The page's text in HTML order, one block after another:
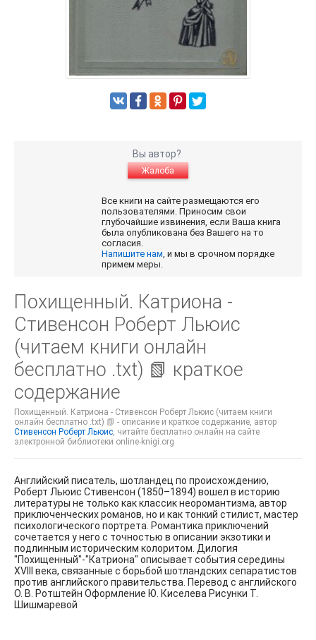
Вы автор?
Жалоба
Все книги на сайте размещаются его
пользователями. Приносим свои
глубочайшие извинения, если Ваша книга
была опубликована без Вашего на то
согласия.
Напишите нам, и мы в срочном порядке
примем меры.
Похищенный. Катриона -
Стивенсон Роберт Льюис
(читаем книги онлайн
бесплатно .txt) 📗 краткое
содержание
Похищенный. Катриона - Стивенсон Роберт Льюис (читаем книги
онлайн бесплатно .txt) 📗 - описание и краткое содержание, автор
Стивенсон Роберт Льюис, читайте бесплатно онлайн на сайте
электронной библиотеки online-knigi.org
Английский писатель, шотландец по происхождению,
Роберт Льюис Стивенсон (1850–1894) вошел в историю
литературы не только как классик неоромантизма, автор
приключенческих романов, но и как тонкий стилист, мастер
психологического портрета. Романтика приключений
сочетается у него с точностью в описании экзотики и
подлинным историческим колоритом. Дилогия
"Похищенный"-"Катриона" описывает события середины
ХVIII века, связанные с борьбой шотландских сепаратистов
против английского правительства. Перевод с английского
О. В. Ротштейн Оформление Ю. Киселева Рисунки Т.
Шишмаревой